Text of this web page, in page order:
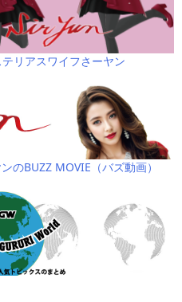
リアスワイフさーヤン
BUZZ MOVIE（バズ動画）